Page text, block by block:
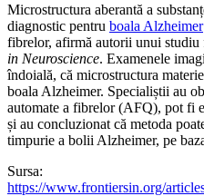
Microstructura aberantă a
diagnostic pentru boala Alzheimer
fibrelor, afirmă autorii unui studiu
in Neuroscience. Examenele
îndoială, că microstructura
boala Alzheimer. Specialiștii au
automate a fibrelor (AFQ), pot fi
și au concluzionat că metoda
timpurie a bolii Alzheimer, pe
Sursa:
https://www.frontiersin.org/